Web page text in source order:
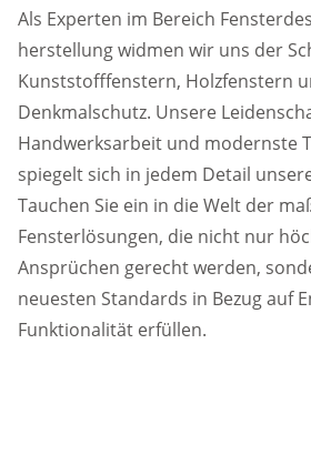
Als Experten im Bereich
herstellung widmen wir uns der
Kunststofffenstern, Holzfenstern
Denkmalschutz. Unsere
Handwerksarbeit und modernste
spiegelt sich in jedem Detail
Tauchen Sie ein in die Welt der
Fensterlösungen, die nicht nur
Ansprüchen gerecht werden,
neuesten Standards in Bezug auf
Funktionalität erfüllen.